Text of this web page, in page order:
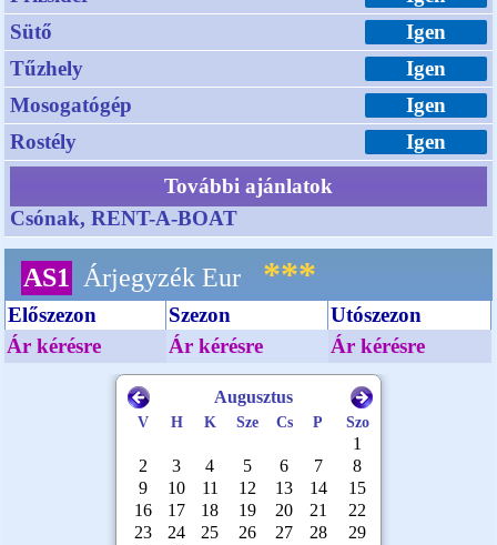
Sütő
Igen
Tűzhely
Igen
Mosogatógép
Igen
Rostély
Igen
További ajánlatok
Csónak, RENT-A-BOAT
AS1 Árjegyzék Eur ***
Előszezon Szezon
Utószezon
Ár kérésre
Ár kérésre Ár kérésre